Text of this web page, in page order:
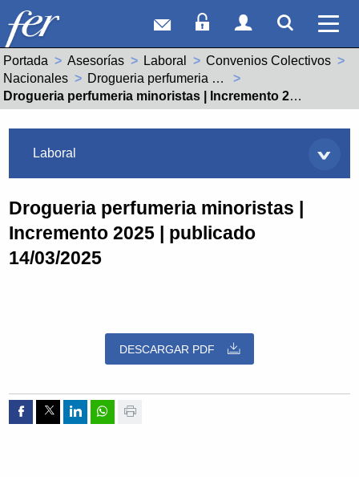
Correo webAcceso Socios
Acceso
Ver
Portada Asesorías Laboral
Convenios Colectivos
Nacionales
Drogueria perfumeria minoristas (99100145012014)
Actual:
Drogueria perfumeria minoristas | Incremento 2025 | publicado 14/03/2025
Laboral
Drogueria perfumeria minoristas |
Incremento 2025 | publicado
14/03/2025
DESCARGAR PDF
Compartir por Facebook
Compartir por Twitter
Compartir por Linkedin
Compartir por whatsapp
Imprimir